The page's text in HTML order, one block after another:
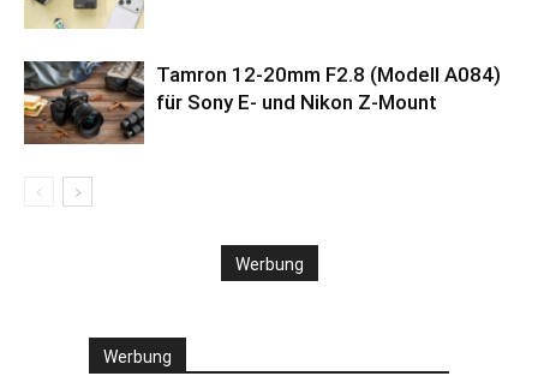
Tamron 12-20mm F2.8 (Modell A084)
für Sony E- und Nikon Z-Mount
Werbung
Werbung